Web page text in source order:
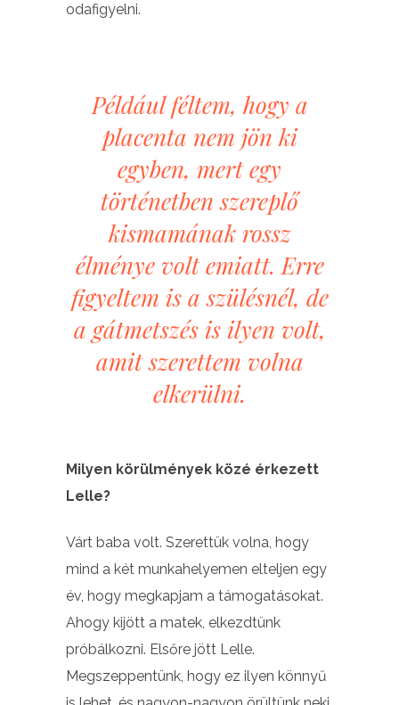
odafigyelni.
Például féltem, hogy a
placenta nem jön ki
egyben, mert egy
történetben szereplő
kismamának rossz
élménye volt emiatt. Erre
figyeltem is a szülésnél, de
a gátmetszés is ilyen volt,
amit szerettem volna
elkerülni.
Milyen körülmények közé érkezett
Lelle?
Várt baba volt. Szerettük volna, hogy
mind a két munkahelyemen elteljen egy
év, hogy megkapjam a támogatásokat.
Ahogy kijött a matek, elkezdtünk
próbálkozni. Elsőre jött Lelle.
Megszeppentünk, hogy ez ilyen könnyű